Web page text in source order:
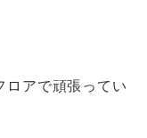
ロアで頑張ってい